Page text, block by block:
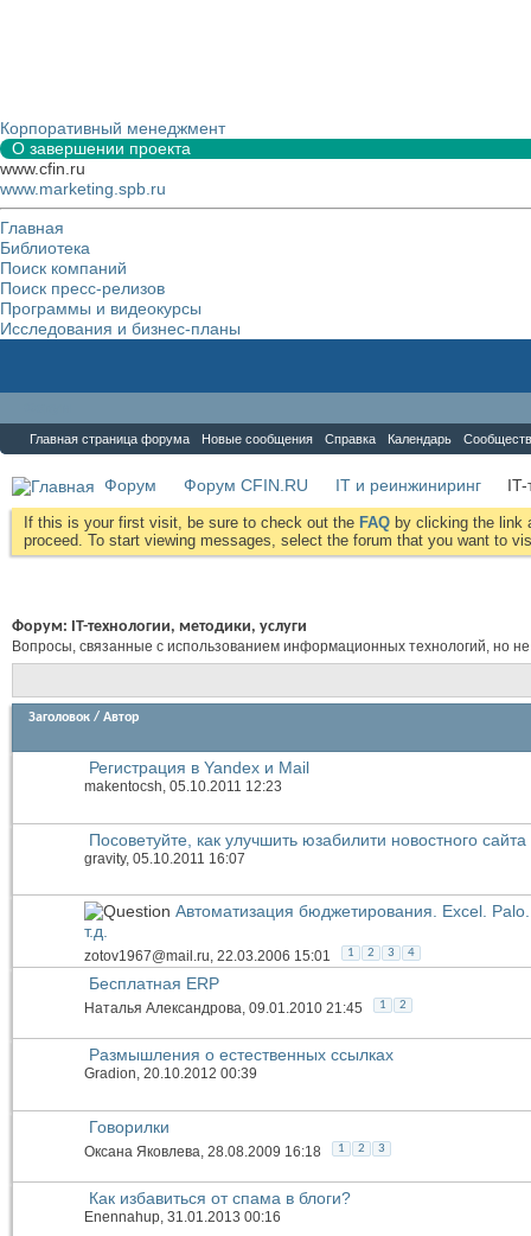
Корпоративный менеджмент
О завершении проекта
www.cfin.ru
www.marketing.spb.ru
Главная
Библиотека
Поиск компаний
Поиск пресс-релизов
Программы и видеокурсы
Исследования и бизнес-планы
Главная страница форума Новые сообщения Справка Календарь
Форум Форум CFIN.RU IT и реинжиниринг IT-
If this is your first visit, be sure to check out the FAQ by clicking the link
proceed. To start viewing messages, select the forum that you want to
Форум: IT-технологии, методики, услуги
Вопросы, связанные с использованием информационных технологий, но
Заголовок / Автор
Регистрация в Yandex и Mail
makentocsh, 05.10.2011 12:23
Посоветуйте, как улучшить юзабилити новостного сайта
gravity, 05.10.2011 16:07
Автоматизация бюджетирования. Excel.
т.д.
zotov1967@mail.ru, 22.03.2006 15:01 1 2 3 4
Бесплатная ERP
Наталья Александрова , 09.01.2010 21:45 1 2
Размышления о естественных ссылках
Gradion, 20.10.2012 00:39
Говорилки
Оксана Яковлева , 28.08.2009 16:18 1 2 3
Как избавиться от спама в блоги?
Enennahup, 31.01.2013 00:16